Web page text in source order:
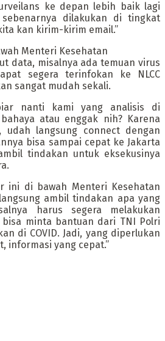
ke depan lebih baik lagi
dilakukan di tingkat
kan kirim-kirim email.”
Menteri Kesehatan
data, misalnya ada temuan virus
segera terinfokan ke NLCC
sangat mudah sekali.
nanti kami yang analisis di
atau enggak nih? Karena
langsung connect dengan
bisa sampai cepat ke Jakarta
tindakan untuk eksekusinya
ini di bawah Menteri Kesehatan
ambil tindakan apa yang
harus segera melakukan
bisa minta bantuan dari TNI Polri
di COVID. Jadi, yang diperlukan
informasi yang cepat.”